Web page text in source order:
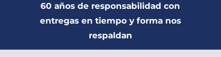
60 años de responsabilidad con
entregas en tiempo y forma nos
respaldan